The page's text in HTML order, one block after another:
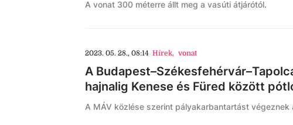
A vonat 300 méterre állt meg a vasúti átjárótól.
2023. 05. 28., 08:14 Hírek, vonat
A
hajnalig Kenese és Füred között
A MÁV közlése szerint pályakarbantartást